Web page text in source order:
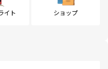
イト ショップ